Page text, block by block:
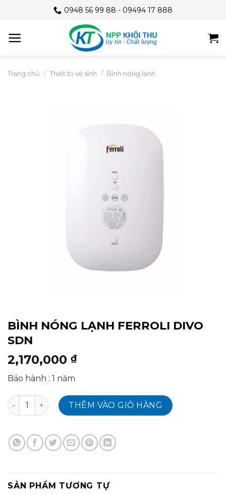
content
0948 56 99 88 - 09494 17 888
Trang chủ / Thiết bị vệ sinh / Bình nóng lạnh
BÌNH NÓNG LẠNH FERROLI DIVO
SDN
2,170,000 ₫
Bảo hành : 1 năm
BÌNH NÓNG LẠNH FERROLI DIVO SDN số lượng
THÊM VÀO GIỎ HÀNG
SẢN PHẨM TƯƠNG TỰ